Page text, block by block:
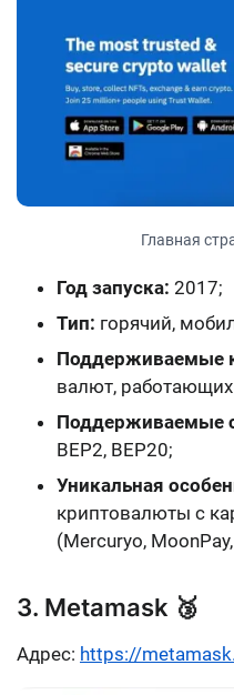
Главная
Год запуска: 2017;
Тип: горячий,
Поддерживаемые
валют,
Поддерживаемые
BEP2, BEP20;
Уникальная
криптовалюты с
(Mercuryo,
3. Metamask 🥉
Адрес: https://